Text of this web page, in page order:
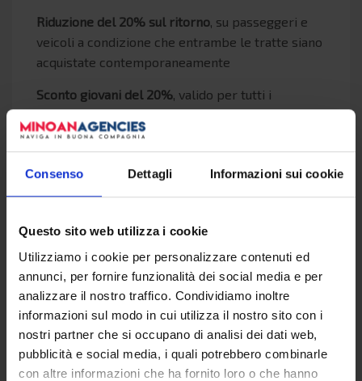
Consenso Dettagli Informazioni sui cookie
Questo sito web utilizza i cookie
Utilizziamo i cookie per personalizzare contenuti ed
annunci, per fornire funzionalità dei social media e per
analizzare il nostro traffico. Condividiamo inoltre
informazioni sul modo in cui utilizza il nostro sito con i
nostri partner che si occupano di analisi dei dati web,
pubblicità e social media, i quali potrebbero combinarle
con altre informazioni che ha fornito loro o che hanno
Riduzione del 20% sul ritorno, su passeggeri e
veicoli a condizione che entrambe le tratte siano
acquistate contemporaneamente
Sconto giovani del 20%, valido per tutti i
passeggeri dai 13 ai 18 anni per tutte le
sistemazioni. Lo sconto in cabina è concesso se
oltre al giovane è presente un adulto pagante.
Bambini fino a 5 anni gratuiti, in passaggio ponte.
3 + 1 gratis: in cabina a 4 letti, a condizione che
almeno 2 biglietti siano a tariffa piena ed i 4
passeggeri occupino la stessa cabina. Il biglietto
gratis spetta al passeggero pagante la tariffa più
bassa (oppure lo sconto maggiore).